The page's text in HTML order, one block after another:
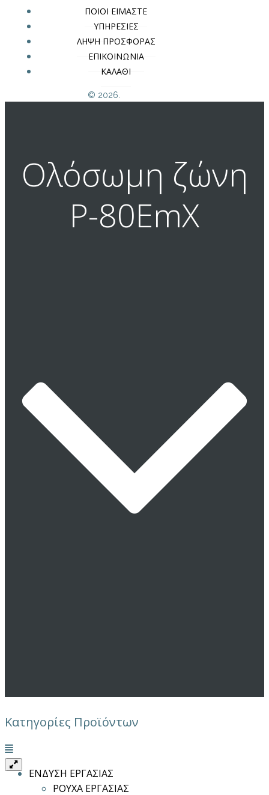
ΠΟΙΟΙ ΕΙΜΑΣΤΕ
ΥΠΗΡΕΣΙΕΣ
ΛΗΨΗ ΠΡΟΣΦΟΡΑΣ
ΕΠΙΚΟΙΝΩΝΙΑ
ΚΑΛΑΘΙ
© 2026.
Oλόσωμη ζώνη
P-80EmX
Κατηγορίες Προϊόντων
Μενού
ΕΝΔΥΣΗ ΕΡΓΑΣΙΑΣ
ΡΟΥΧΑ ΕΡΓΑΣΙΑΣ